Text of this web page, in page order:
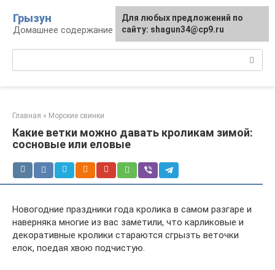
контенту
Грызун
Домашнее содержание грызунов
Главная » Морские свинки
Какие ветки можно давать кроликам зимой:
сосновые или еловые
Новогодние праздники года кролика в самом разгаре и
наверняка многие из вас заметили, что карликовые и
декоративные кролики стараются сгрызть веточки
елок, поедая хвою подчистую.
Для любых предложений по
сайту: shagun34@cp9.ru